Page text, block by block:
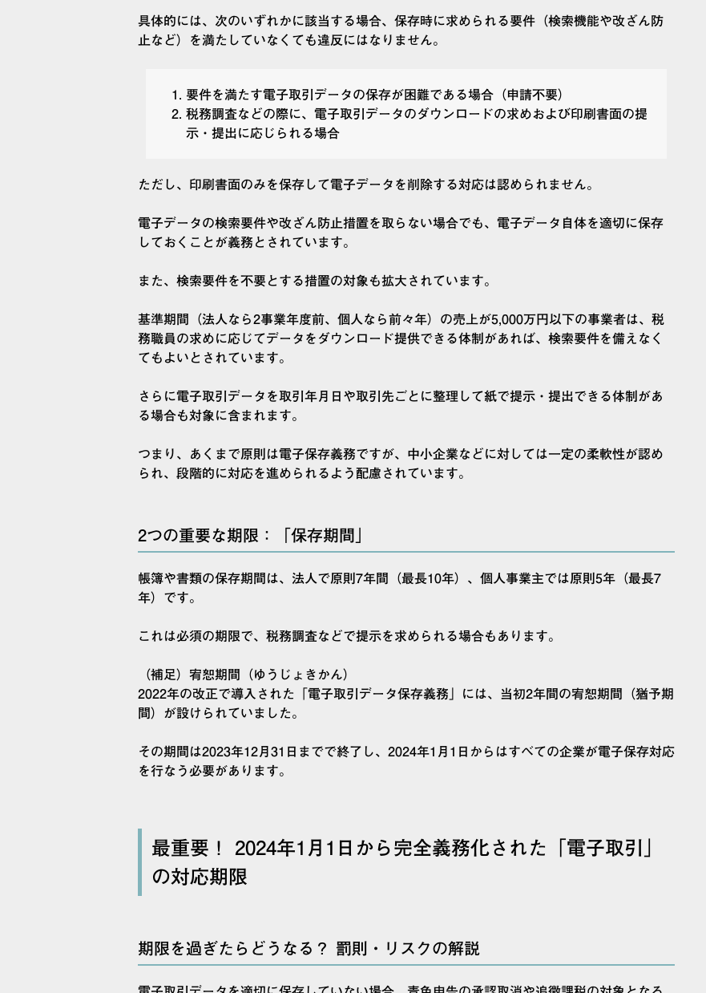
具体的には、次のいずれかに該当する場合、保存時に求められる要件（検索機能や改ざん防
止など）を満たしていなくても違反にはなりません。
要件を満たす電子取引データの保存が困難である場合（申請不要）
税務調査などの際に、電子取引データのダウンロードの求めおよび印刷書面の提
示・提出に応じられる場合
ただし、印刷書面のみを保存して電子データを削除する対応は認められません。
電子データの検索要件や改ざん防止措置を取らない場合でも、電子データ自体を適切に保存
しておくことが義務とされています。
また、検索要件を不要とする措置の対象も拡大されています。
基準期間（法人なら2事業年度前、個人なら前々年）の売上が5,000万円以下の事業者は、税
務職員の求めに応じてデータをダウンロード提供できる体制があれば、検索要件を備えなく
てもよいとされています。
さらに電子取引データを取引年月日や取引先ごとに整理して紙で提示・提出できる体制があ
る場合も対象に含まれます。
つまり、あくまで原則は電子保存義務ですが、中小企業などに対しては一定の柔軟性が認め
られ、段階的に対応を進められるよう配慮されています。
2つの重要な期限：「保存期間」
帳簿や書類の保存期間は、法人で原則7年間（最長10年）、個人事業主では原則5年（最長7
年）です。
これは必須の期限で、税務調査などで提示を求められる場合もあります。
（補足）宥恕期間（ゆうじょきかん）
2022年の改正で導入された「電子取引データ保存義務」には、当初2年間の宥恕期間（猶予期
間）が設けられていました。
その期間は2023年12月31日までで終了し、2024年1月1日からはすべての企業が電子保存対応
を行なう必要があります。
最重要！ 2024年1月1日から完全義務化された「電子取引」
の対応期限
期限を過ぎたらどうなる？ 罰則・リスクの解説